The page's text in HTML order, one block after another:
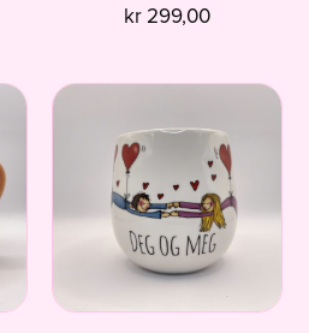
kr299,00